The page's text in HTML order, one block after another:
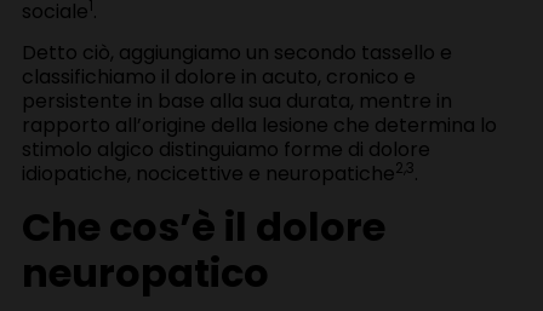
sociale1.
Detto ciò, aggiungiamo un secondo tassello e
classifichiamo il dolore in acuto, cronico e
persistente in base alla sua durata, mentre in
rapporto all’origine della lesione che determina lo
stimolo algico distinguiamo forme di dolore
idiopatiche, nocicettive e neuropatiche2,3.
Che cos’è il dolore
neuropatico